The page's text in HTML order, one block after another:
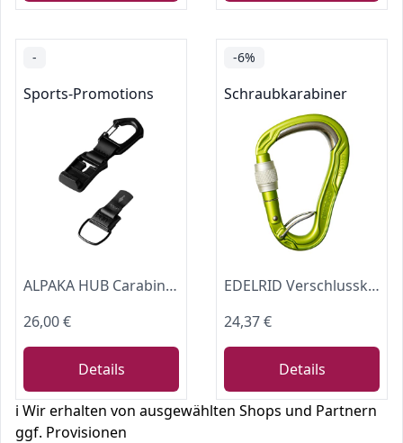
-
Sports-Promotions
ALPAKA HUB Carabiner – Schlüsselclip mit Magnetverschluss
26,00 €
Details
-6%
Schraubkarabiner
EDELRID Verschlusskarabiner HMS Bulletproof Screw FG, Oasis
24,37 €
Details
ℹ️ Wir erhalten von ausgewählten Shops und Partnern
ggf. Provisionen